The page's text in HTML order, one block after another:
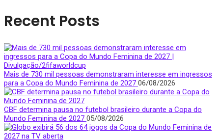
Recent Posts
Mais de 730 mil pessoas demonstraram interesse em ingressos
para a Copa do Mundo Feminina de 2027 06/08/2026
CBF determina pausa no futebol brasileiro durante a Copa do
Mundo Feminina de 2027 05/08/2026